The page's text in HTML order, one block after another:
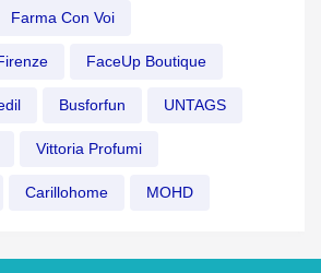
Farma Con Voi
FaceUp Boutique
Busforfun UNTAGS
Vittoria Profumi
Carillohome MOHD